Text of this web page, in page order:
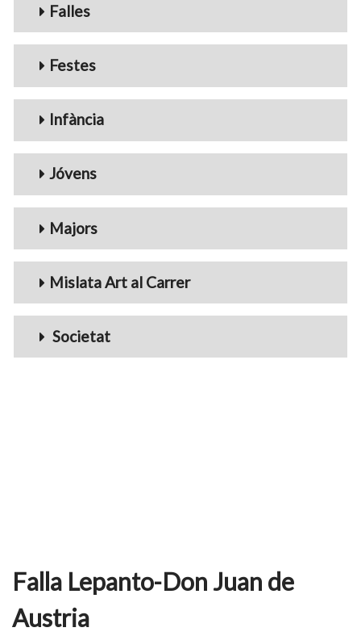
Falles
Festes
Infància
Jóvens
Majors
Mislata Art al Carrer
Societat
Falla Lepanto-Don Juan de
Austria